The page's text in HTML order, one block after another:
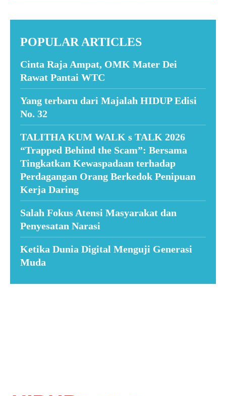
POPULAR ARTICLES
Cinta Raja Ampat, OMK Mater Dei
Rawat Pantai WTC
Yang terbaru dari Majalah HIDUP Edisi
No. 32
TALITHA KUM WALK s TALK 2026
“Trapped Behind the Scam”: Bersama
Tingkatkan Kewaspadaan terhadap
Perdagangan Orang Berkedok Penipuan
Kerja Daring
Salah Fokus Atensi Masyarakat dan
Penyesatan Narasi
Ketika Dunia Digital Menguji Generasi
Muda